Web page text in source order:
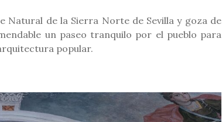
Natural de la Sierra Norte de Sevilla y goza de
un paseo tranquilo por el pueblo para
popular.